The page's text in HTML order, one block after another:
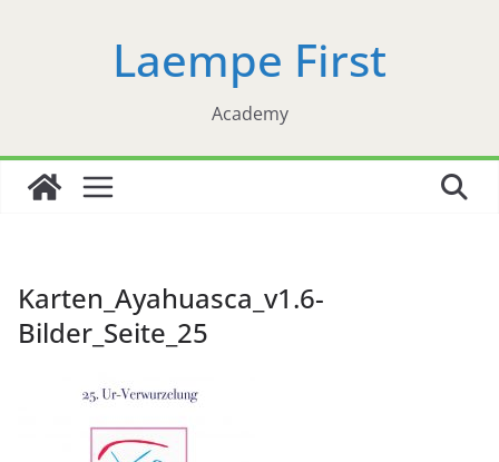
Laempe First
Academy
Karten_Ayahuasca_v1.6-
Bilder_Seite_25